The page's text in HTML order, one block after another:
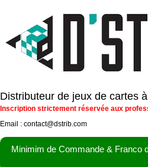
Distributeur de jeux de cartes
Inscription strictement réservée aux
Email : contact@dstrib.com
Minimim de Commande & Franco